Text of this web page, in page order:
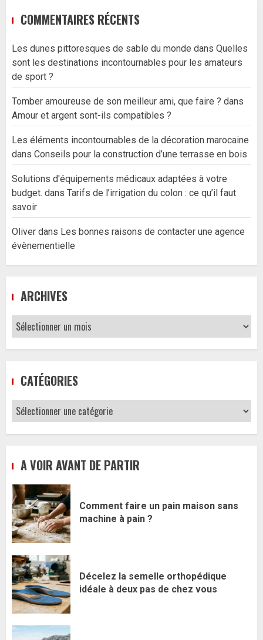
COMMENTAIRES RÉCENTS
Les dunes pittoresques de sable du monde dans Quelles
sont les destinations incontournables pour les amateurs
de sport ?
Tomber amoureuse de son meilleur ami, que faire ? dans
Amour et argent sont-ils compatibles ?
Les éléments incontournables de la décoration marocaine
dans Conseils pour la construction d’une terrasse en bois
Solutions d'équipements médicaux adaptées à votre
budget. dans Tarifs de l’irrigation du colon : ce qu’il faut
savoir
Oliver dans Les bonnes raisons de contacter une agence
évènementielle
ARCHIVES
Archives
CATÉGORIES
Catégories
A VOIR AVANT DE PARTIR
Comment faire un pain maison sans
machine à pain ?
Décelez la semelle orthopédique
idéale à deux pas de chez vous